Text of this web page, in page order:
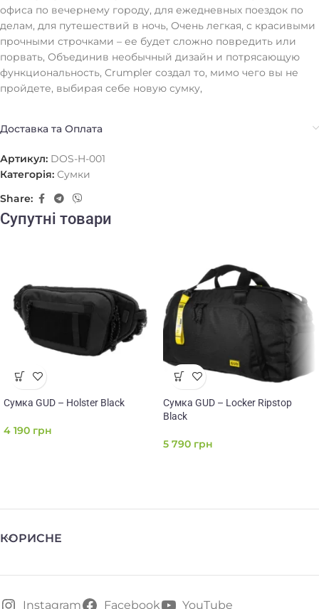
офиса по вечернему городу, для ежедневных поездок по
делам, для путешествий в ночь, Очень легкая, с красивыми
прочными строчками – ее будет сложно повредить или
порвать, Объединив необычный дизайн и потрясающую
функциональность, Crumpler создал то, мимо чего вы не
пройдете, выбирая себе новую сумку,
Доставка та Оплата
Артикул: DOS-H-001
Категорія: Сумки
Share:
Супутні товари
Сумка GUD – Holster Black
4 190 грн
Сумка GUD – Locker Ripstop
Black
5 790 грн
КОРИСНЕ
Instagram Facebook YouTube